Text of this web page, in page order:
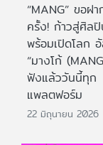
“MANG” ขอฝ
ครั้ง! ก้าวสู่ศิลปิ
พร้อมเปิดโลก
“มางโก้
ฟังแล้ววันนี้ทุก
แพลตฟอร์ม
22 มิถุนายน 2026